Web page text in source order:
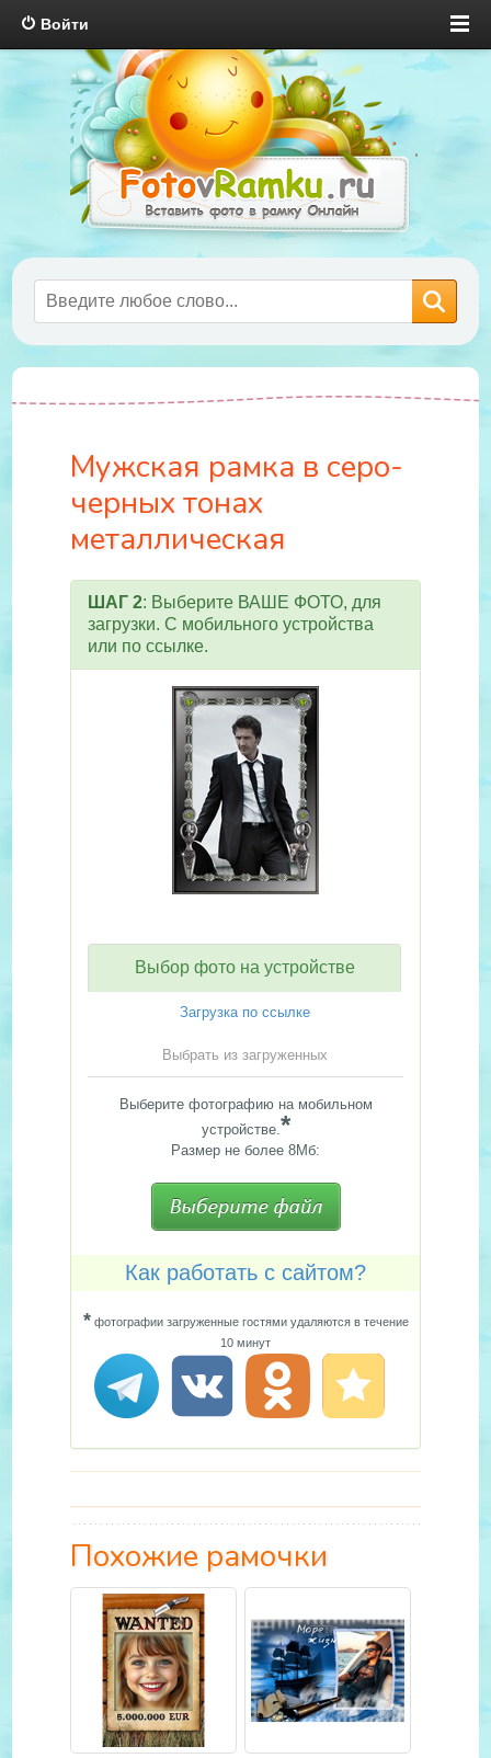
Войти
Мужская рамка в серо-
черных тонах
металлическая
ШАГ 2: Выберите ВАШЕ ФОТО, для
загрузки. С мобильного устройства
или по ссылке.
Выбор фото на устройстве
Загрузка по ссылке
Выбрать из загруженных
Выберите фотографию на мобильном
устройстве.*
Размер не более 8Мб:
Как работать с сайтом?
*фотографии загруженные гостями удаляются в течение
10 минут
Похожие рамочки